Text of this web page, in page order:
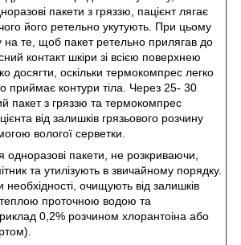
пакети з гряззю, пацієнт лягає
чого його ретельно укутують. При цьому
на те, щоб пакет ретельно прилягав до
контакт шкіри зі всією поверхнею
досягти, оскільки термокомпрес легко
приймає контури тіла. Через 25- 30
пакет з гряззю та термокомпрес
від залишків грязьового розчину
вологої серветки.
одноразові пакети, не розкриваючи,
та утилізують в звичайному порядку.
очищують від залишків
проточною водою та
0,2% розчином хлорантоіна або